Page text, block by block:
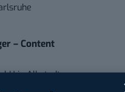
– Content
inAlbstadt